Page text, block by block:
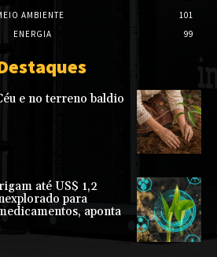
AMBIENTE
101
ENERGIA
99
e no terreno baldio
até US$ 1,2
para
aponta